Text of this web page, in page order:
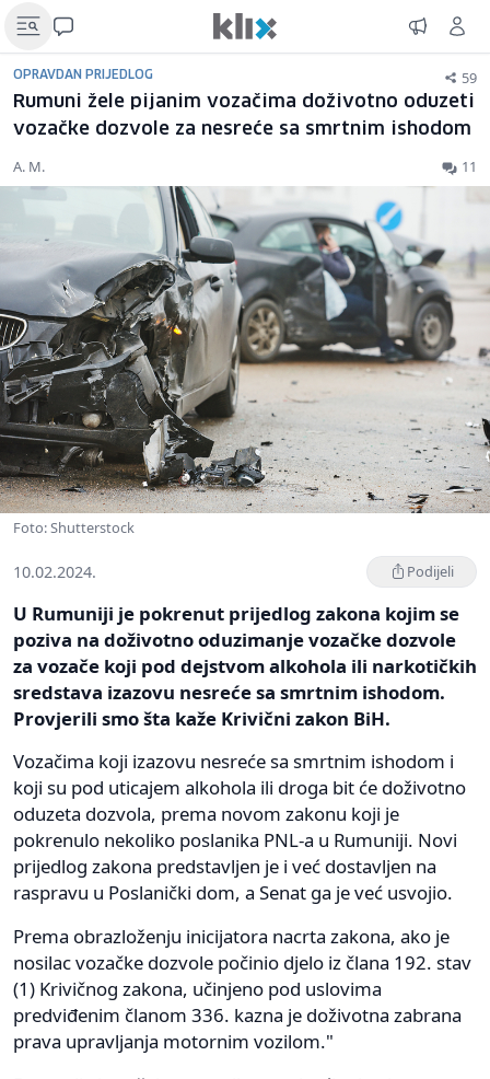
OPRAVDAN PRIJEDLOG 59
Rumuni žele pijanim vozačima doživotno oduzeti
vozačke dozvole za nesreće sa smrtnim ishodom
A. M. 11
Foto: Shutterstock
10.02.2024. Podijeli
U Rumuniji je pokrenut prijedlog zakona kojim se
poziva na doživotno oduzimanje vozačke dozvole
za vozače koji pod dejstvom alkohola ili narkotičkih
sredstava izazovu nesreće sa smrtnim ishodom.
Provjerili smo šta kaže Krivični zakon BiH.
Vozačima koji izazovu nesreće sa smrtnim ishodom i
koji su pod uticajem alkohola ili droga bit će doživotno
oduzeta dozvola, prema novom zakonu koji je
pokrenulo nekoliko poslanika PNL-a u Rumuniji. Novi
prijedlog zakona predstavljen je i već dostavljen na
raspravu u Poslanički dom, a Senat ga je već usvojio.
Prema obrazloženju inicijatora nacrta zakona, ako je
nosilac vozačke dozvole počinio djelo iz člana 192. stav
(1) Krivičnog zakona, učinjeno pod uslovima
predviđenim članom 336. kazna je doživotna zabrana
prava upravljanja motornim vozilom."